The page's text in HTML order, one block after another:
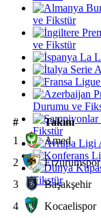
ve Fikstür
ve Fikstür
Durumu ve
Fikstür
Fikstür
# Takım
1
Amed
2
3
Başakşehir
4
Kocaelispor